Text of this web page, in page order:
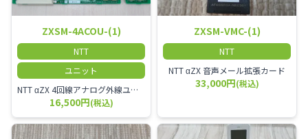
ZXSM-4ACOU-(1)
NTT
ユニット
NTT αZX 4回線アナログ外線ユニット アナログ4ch収容ユニット
16,500円(税込)
ZXSM-VMC-(1)
NTT
NTT αZX 音声メール拡張カード
33,000円(税込)